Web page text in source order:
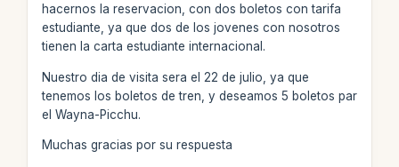
hacernos la reservacion, con dos boletos con tarifa
estudiante, ya que dos de los jovenes con nosotros
tienen la carta estudiante internacional.
Nuestro dia de visita sera el 22 de julio, ya que
tenemos los boletos de tren, y deseamos 5 boletos par
el Wayna-Picchu.
Muchas gracias por su respuesta